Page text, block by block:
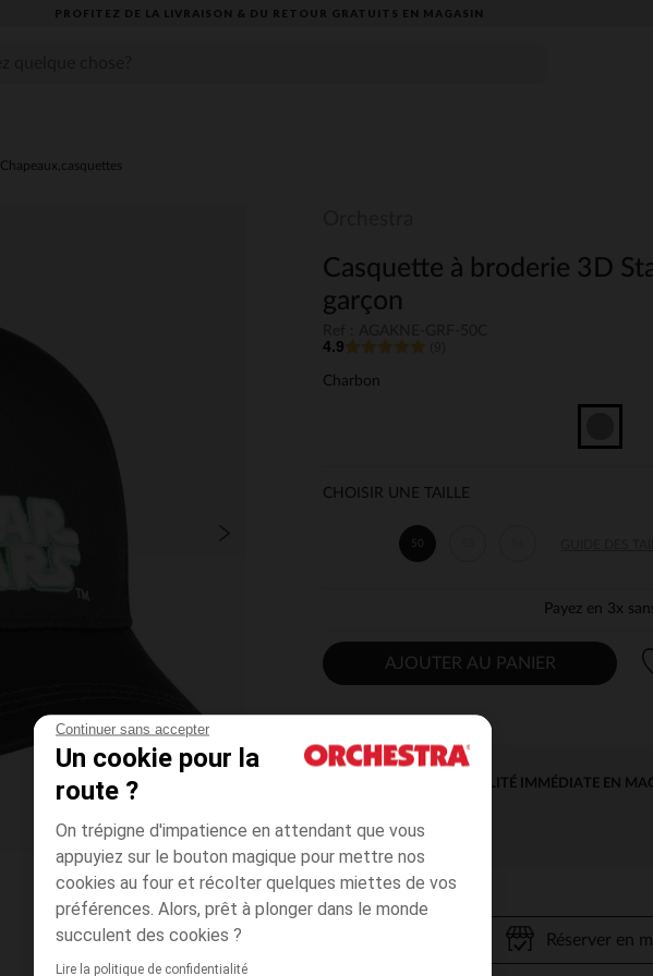
Continuer sans accepter
Un cookie pour la
route ?
On trépigne d'impatience en attendant que vous
appuyiez sur le bouton magique pour mettre nos
cookies au four et récolter quelques miettes de vos
préférences. Alors, prêt à plonger dans le monde
succulent des cookies ?
Lire la politique de confidentialité
PROFITEZ DE LA LIVRAISON & DU RETOUR GRATUITS EN MAGASIN​
Chapeaux,casquettes
Casquette à broderie 3D
garçon
4.9
Charbon
CHOISIR UNE TAILLE
50
Payez en 3x
AJOUTER AU PANIER
DISPONIBILITÉ IMMÉDIATE EN
Réserver en